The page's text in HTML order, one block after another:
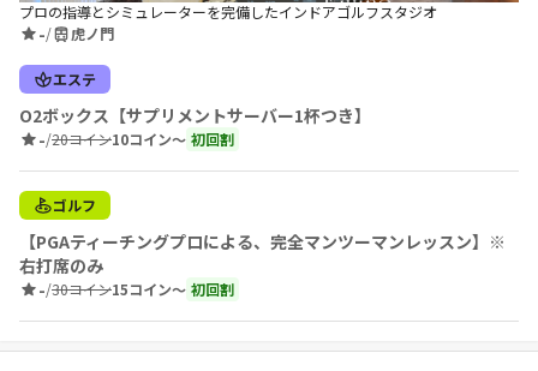
プロの指導とシミュレーターを完備したインドアゴルフスタジオ
-/ 虎ノ門
エステ
O2ボックス【サプリメントサーバー1杯つき】
-/20コイン10コイン〜 初回割
ゴルフ
【PGAティーチングプロによる、完全マンツーマンレッスン】※
右打席のみ
-/30コイン15コイン〜 初回割